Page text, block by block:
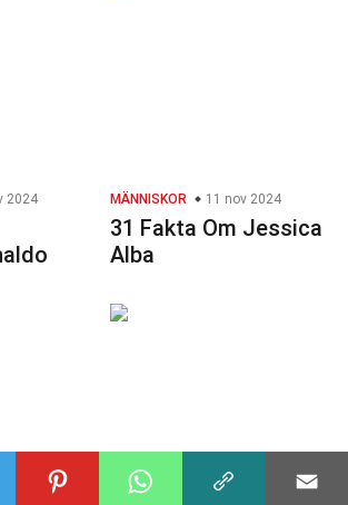
2024 MÄNNISKOR 11 nov 2024
31 Fakta Om Jessica
Alba